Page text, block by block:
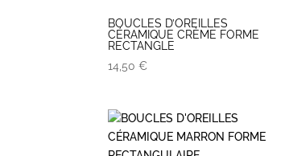
BOUCLES D’OREILLES
CÉRAMIQUE CRÈME FORME
RECTANGLE
14,50€